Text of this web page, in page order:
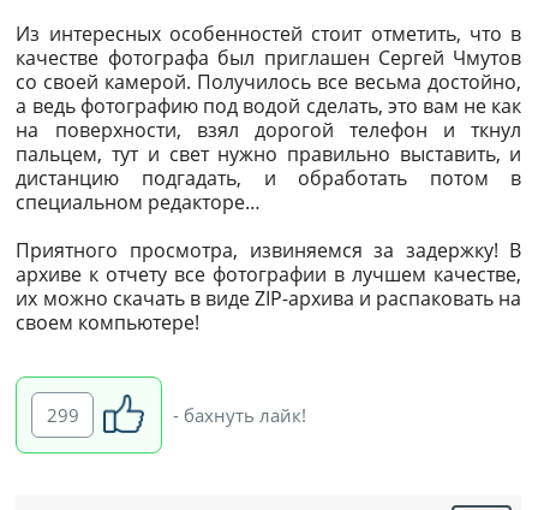
Из интересных особенностей стоит отметить, что в
качестве фотографа был приглашен Сергей Чмутов
со своей камерой. Получилось все весьма достойно,
а ведь фотографию под водой сделать, это вам не как
на поверхности, взял дорогой телефон и ткнул
пальцем, тут и свет нужно правильно выставить, и
дистанцию подгадать, и обработать потом в
специальном редакторе…
Приятного просмотра, извиняемся за задержку! В
архиве к отчету все фотографии в лучшем качестве,
их можно скачать в виде ZIP-архива и распаковать на
своем компьютере!
299 - бахнуть лайк!